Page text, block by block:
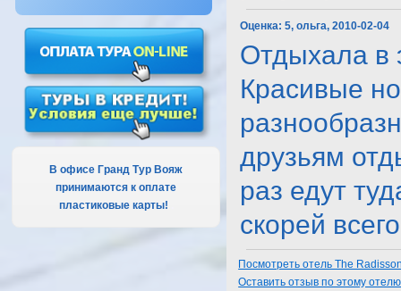
В офисе Гранд Тур Вояж
принимаются к оплате
пластиковые карты!
Оценка:5, ольга, 2010-02-04
Отдыхала в
Красивые
друзьям
раз едут
скорей
Посмотреть отель The
Оставить отзыв по этому отелю